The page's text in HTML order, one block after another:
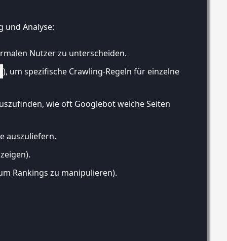
und Analyse:
Nutzer zu unterscheiden.
), um spezifische Crawling-Regeln für einzelne
wie oft Googlebot welche Seiten
auszuliefern.
Rankings zu manipulieren).